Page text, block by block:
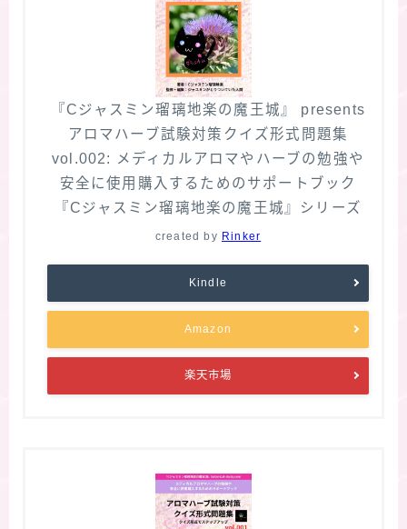
『Cジャスミン瑠璃地楽の魔王城』 presents
アロマハーブ試験対策クイズ形式問題集
vol.002: メディカルアロマやハーブの勉強や
安全に使用購入するためのサポートブック
『Cジャスミン瑠璃地楽の魔王城』シリーズ
created by Rinker
Kindle
Amazon
楽天市場